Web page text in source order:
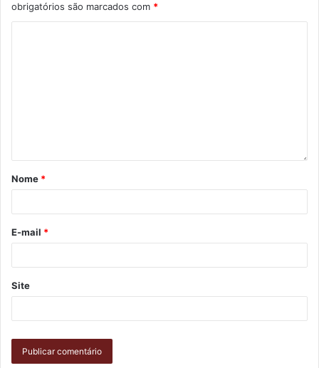
Gostei
obrigatórios são marcados com *
Nome *
E-mail *
Site